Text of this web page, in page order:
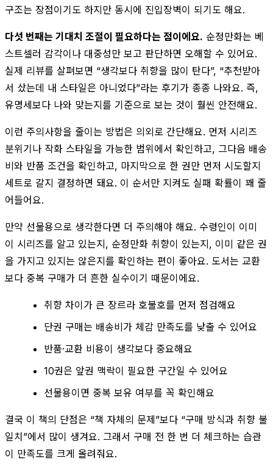
구조는 장점이기도 하지만 동시에 진입장벽이 되기도 해요.
다섯 번째는 기대치 조절이 필요하다는 점이에요. 순정만화는 베
스트셀러 감각이나 대중성만 보고 판단하면 오해할 수 있어요.
실제 리뷰를 살펴보면 “생각보다 취향을 많이 탄다”, “추천받아
서 샀는데 내 스타일은 아니었다”라는 후기가 종종 나와요. 즉,
유명세보다 나와 맞는지를 기준으로 보는 것이 훨씬 안전해요.
이런 주의사항을 줄이는 방법은 의외로 간단해요. 먼저 시리즈
분위기나 작화 스타일을 가능한 범위에서 확인하고, 그다음 배송
비와 반품 조건을 확인하고, 마지막으로 한 권만 먼저 시도할지
세트로 갈지 결정하면 돼요. 이 순서만 지켜도 실패 확률이 꽤 줄
어들어요.
만약 선물용으로 생각한다면 더 주의해야 해요. 수령인이 이미
이 시리즈를 알고 있는지, 순정만화 취향이 있는지, 이미 같은 권
을 가지고 있지는 않은지를 확인하는 편이 좋아요. 도서는 교환
보다 중복 구매가 더 흔한 실수이기 때문이에요.
취향 차이가 큰 장르라 호불호를 먼저 점검해요
단권 구매는 배송비가 체감 만족도를 낮출 수 있어요
반품·교환 비용이 생각보다 중요해요
10권은 앞권 맥락이 필요한 구간일 수 있어요
선물용이면 중복 보유 여부를 꼭 확인해요
결국 이 책의 단점은 “책 자체의 문제”보다 “구매 방식과 취향 불
일치”에서 많이 생겨요. 그래서 구매 전 한 번 더 체크하는 습관
이 만족도를 크게 올려줘요.